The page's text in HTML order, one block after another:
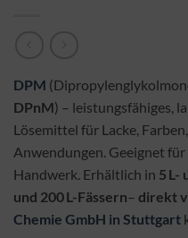
DPM
DPnM) – leistungsfähiges,
Lösemittel für Lacke,
Anwendungen. Geeignet
Handwerk. Erhältlich in 5 L-
und 200 L-Fässern– direkt
Chemie GmbH in Stuttgart